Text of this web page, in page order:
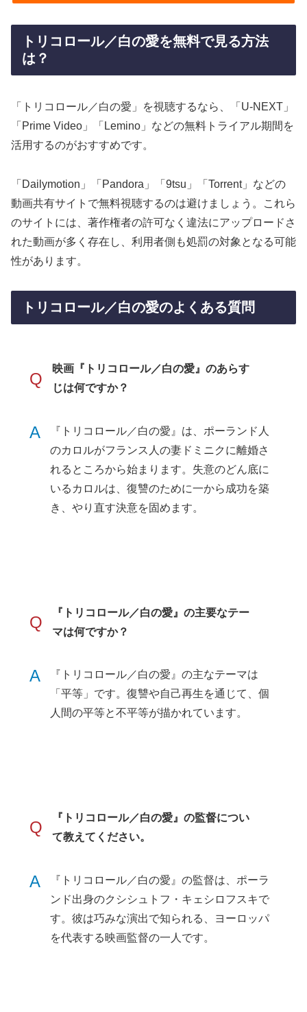
トリコロール／白の愛を無料で見る方法
は？
「トリコロール／白の愛」を視聴するなら、「U-NEXT」
「Prime Video」「Lemino」などの無料トライアル期間を
活用するのがおすすめです。
「Dailymotion」「Pandora」「9tsu」「Torrent」などの
動画共有サイトで無料視聴するのは避けましょう。これら
のサイトには、著作権者の許可なく違法にアップロードさ
れた動画が多く存在し、利用者側も処罰の対象となる可能
性があります。
トリコロール／白の愛のよくある質問
Q
映画『トリコロール／白の愛』のあらす
じは何ですか？
A
『トリコロール／白の愛』は、ポーランド人
のカロルがフランス人の妻ドミニクに離婚さ
れるところから始まります。失意のどん底に
いるカロルは、復讐のために一から成功を築
き、やり直す決意を固めます。
Q
『トリコロール／白の愛』の主要なテー
マは何ですか？
A
『トリコロール／白の愛』の主なテーマは
「平等」です。復讐や自己再生を通じて、個
人間の平等と不平等が描かれています。
Q
『トリコロール／白の愛』の監督につい
て教えてください。
A
『トリコロール／白の愛』の監督は、ポーラ
ンド出身のクシシュトフ・キェシロフスキで
す。彼は巧みな演出で知られる、ヨーロッパ
を代表する映画監督の一人です。